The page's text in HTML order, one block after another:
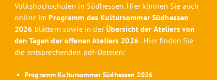
Volkshochschulen in Südhessen. Hier können Sie auch
online im Programm des Kultursommer Südhessen
2026 blättern sowie in derÜbersicht der Ateliers von
den Tagen der offenen Ateliers 2026. Hier finden Sie
die entsprechenden pdf-Dateien:
Programm Kultursommer Südhessen 2026